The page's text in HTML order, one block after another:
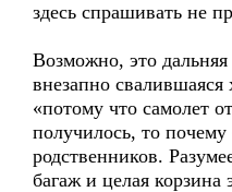
здесь спрашивать не
Возможно, это дальняя
внезапно свалившаяся
«потому что самолет
получилось, то
родственников.
багаж и целая корзина